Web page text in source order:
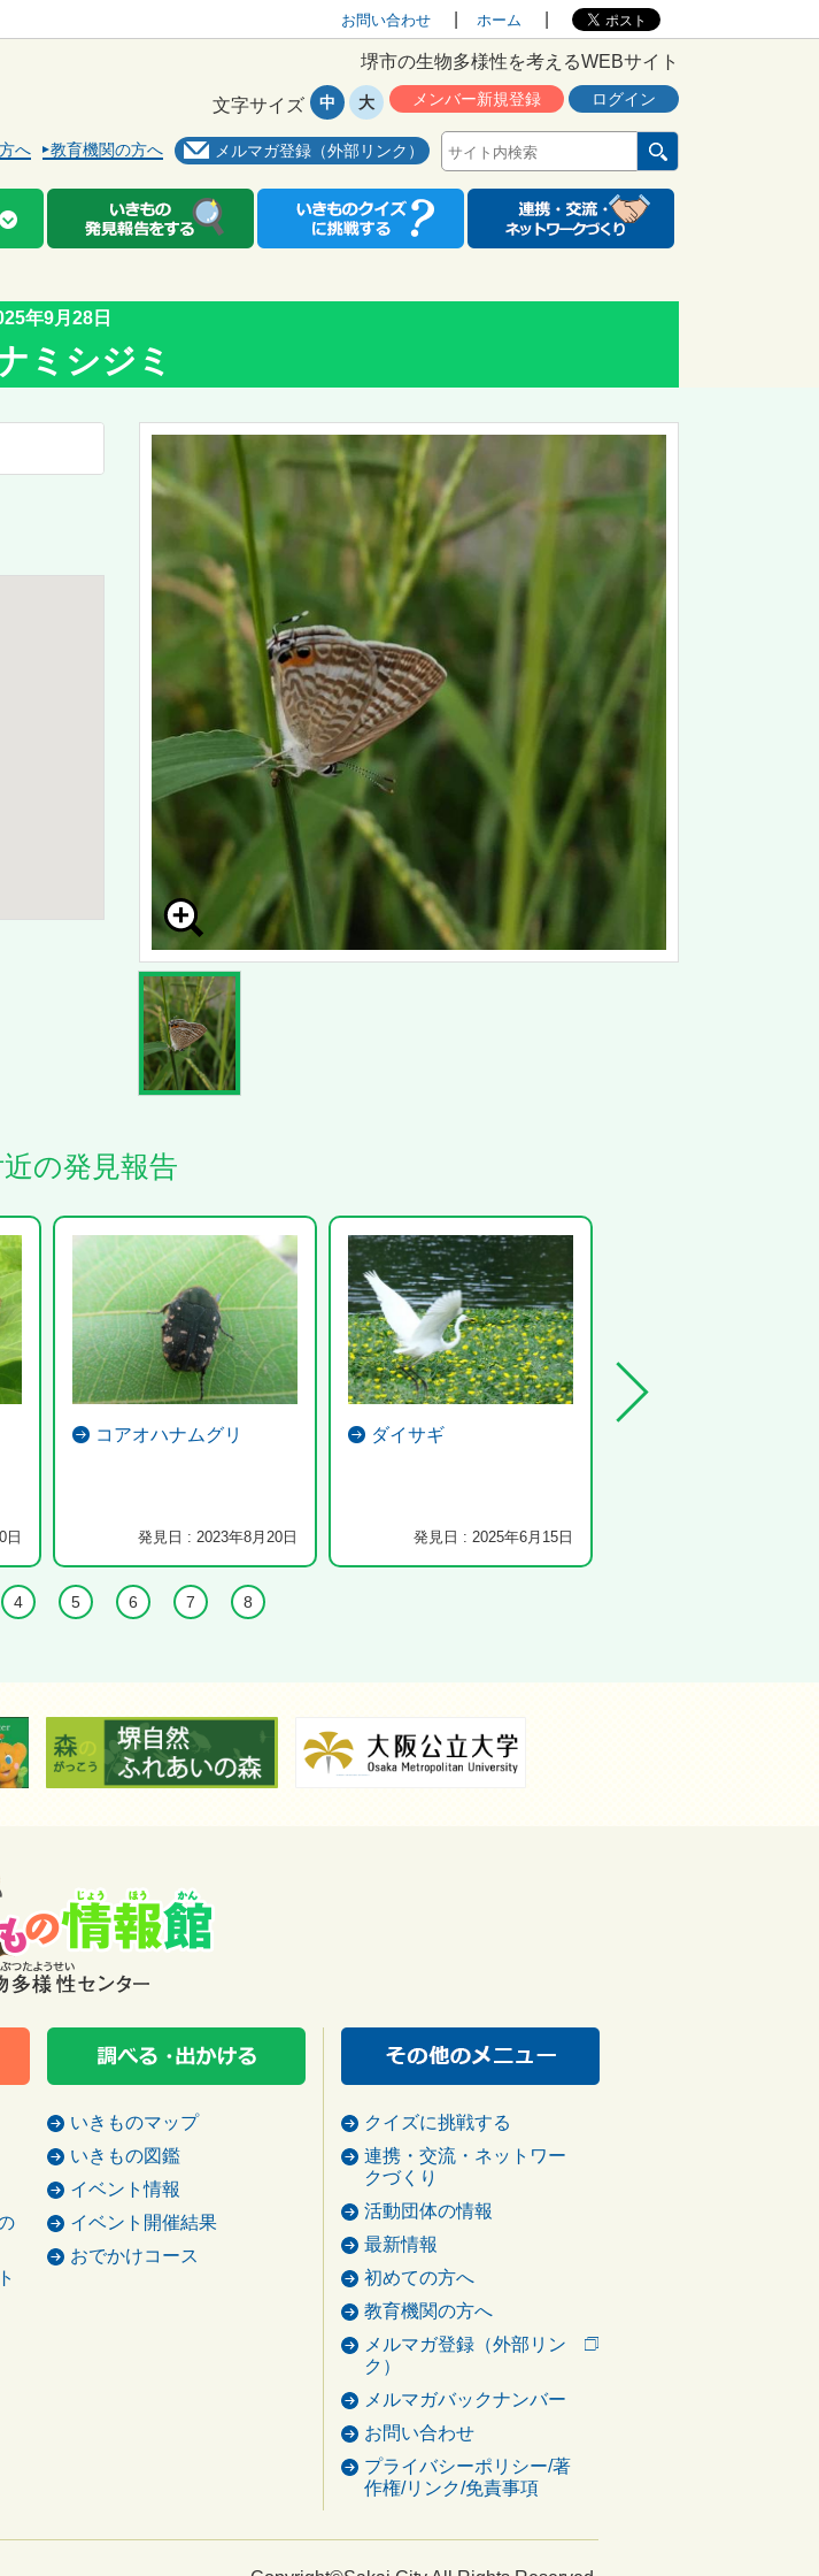
お問い合わせ ホーム
堺市の生物多様性を考えるWEBサイト
へ 教育機関の方へ メルマガ登録（外部リンク）
メンバー新規登録 ログイン
文字サイズ 中 大
年9月28日
ミシジミ
の発見報告
日
コアオハナムグリ
発見日 : 2023年8月20日
ダイサギ
発見日 : 2025年6月15日
4 5 6 7 8
いきものマップ
いきもの図鑑
イベント情報
イベント開催結果
おでかけコース
クイズに挑戦する
連携・交流・ネットワー
クづくり
活動団体の情報
最新情報
初めての方へ
教育機関の方へ
メルマガ登録（外部リン
ク）
メルマガバックナンバー
お問い合わせ
プライバシーポリシー/著
作権/リンク/免責事項